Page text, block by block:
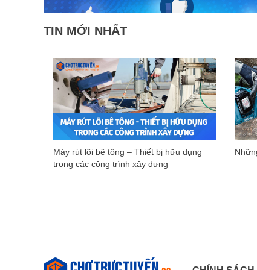
TIN MỚI NHẤT
Máy rút lõi bê tông – Thiết bị hữu dụng
trong các công trình xây dựng